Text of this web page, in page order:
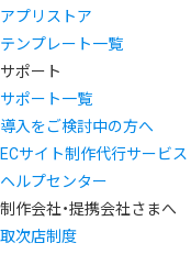
アプリストア
テンプレート一覧
サポート
サポート一覧
導入をご検討中の方へ
ECサイト制作代行サービス
ヘルプセンター
制作会社・提携会社さまへ
取次店制度